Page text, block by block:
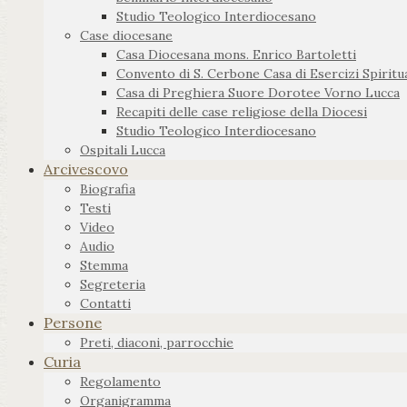
Studio Teologico Interdiocesano
Case diocesane
Casa Diocesana mons. Enrico Bartoletti
Convento di S. Cerbone Casa di Esercizi
Casa di Preghiera Suore Dorotee Vorno Lucca
Recapiti delle case religiose della Diocesi
Studio Teologico Interdiocesano
Ospitali Lucca
Arcivescovo
Biografia
Testi
Video
Audio
Stemma
Segreteria
Contatti
Persone
Preti, diaconi, parrocchie
Curia
Regolamento
Organigramma